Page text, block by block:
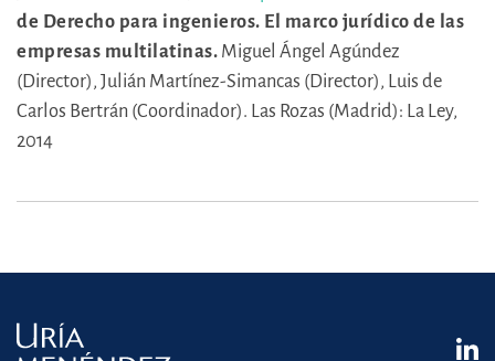
de Derecho para ingenieros. El marco jurídico de las
empresas multilatinas. Miguel Ángel Agúndez
(Director), Julián Martínez-Simancas (Director), Luis de
Carlos Bertrán (Coordinador). Las Rozas (Madrid): La Ley,
2014